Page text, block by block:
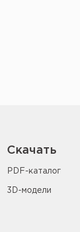
Скачать
PDF-каталог
3D-модели